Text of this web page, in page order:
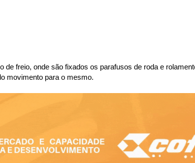
freio, onde são fixados os parafusos de roda e
movimento para o mesmo.